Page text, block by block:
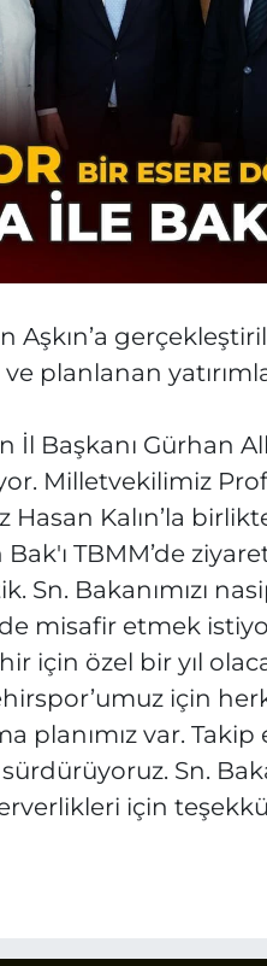
Aşkın’a
planlanan
İl Başkanı Gürhan
Milletvekilimiz
Kalın’la
TBMM’de
Bakanımızı
misafir etmek
için özel bir yıl
için
planımız var.
Sn.
için